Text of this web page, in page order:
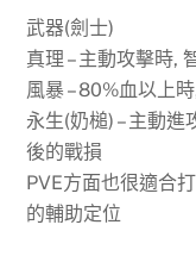
武器(劍士)
真理 – 主動攻擊時,
風暴 – 80%血以上
永生(奶槌) – 主動
後的戰損
PVE方面也很適合
的輔助定位